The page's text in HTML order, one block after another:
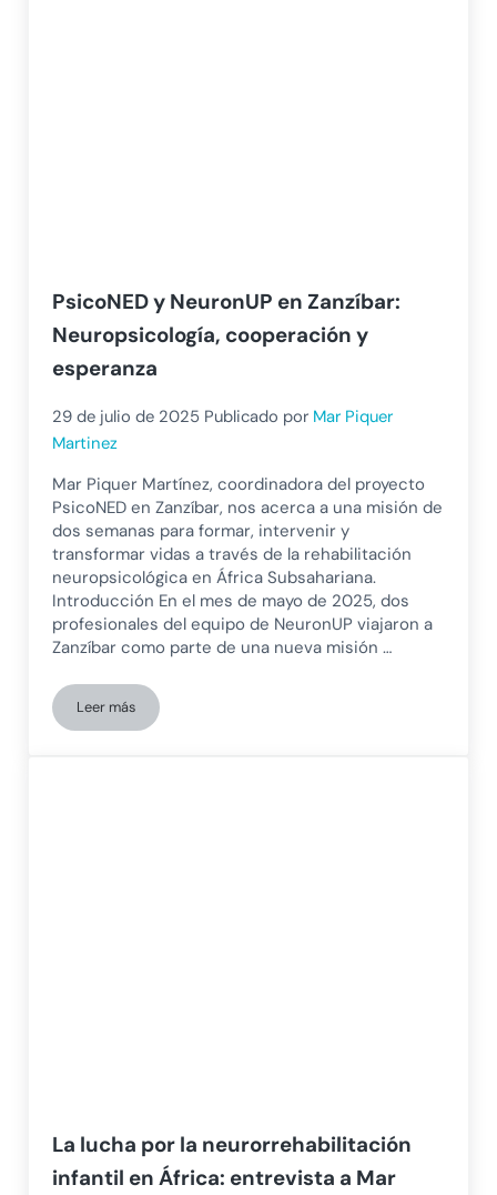
PsicoNED y NeuronUP en Zanzíbar:
Neuropsicología, cooperación y
esperanza
29 de julio de 2025 Publicado por Mar Piquer
Martinez
Mar Piquer Martínez, coordinadora del proyecto
PsicoNED en Zanzíbar, nos acerca a una misión de
dos semanas para formar, intervenir y
transformar vidas a través de la rehabilitación
neuropsicológica en África Subsahariana.
Introducción En el mes de mayo de 2025, dos
profesionales del equipo de NeuronUP viajaron a
Zanzíbar como parte de una nueva misión …
Leer másPsicoNED y NeuronUP en Zanzíbar: Neuropsicología,
La lucha por la neurorrehabilitación
infantil en África: entrevista a Mar